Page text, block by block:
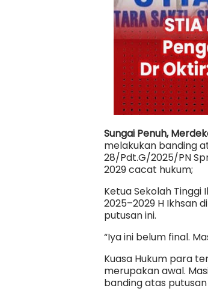
Sungai Penuh,
melakukan banding
28/Pdt.G/2025/PN
2029 cacat hukum;
Ketua Sekolah Tinggi
2025–2029 H Ikhsan
putusan ini.
“Iya ini belum final.
Kuasa Hukum para
merupakan awal.
banding atas